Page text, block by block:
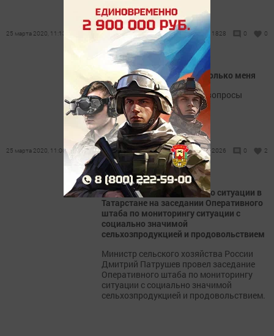
25 марта 2020, 11:13 1828 0 0
Любимое дело радует не только меня
Су-шеф Марат ответил на вопросы
редакции о своей работе
25 марта 2020, 11:00 2026 0 2
Марат Зяббаров доложил о ситуации в
Татарстане на заседании Оперативного
штаба по мониторингу ситуации с
социально значимой
сельхозпродукцией и продовольствием
Министр сельского хозяйства России
Дмитрий Патрушев провел заседание
Оперативного штаба по мониторингу
ситуации с социально значимой
сельхозпродукцией и продовольствием.